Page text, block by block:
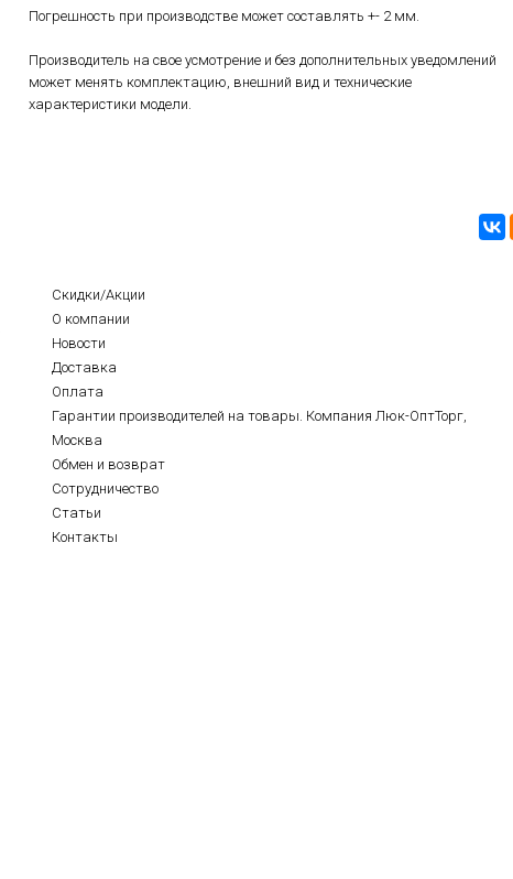
Погрешность при производстве может составлять +- 2 мм.
Производитель на свое усмотрение и без дополнительных уведомлений
может менять комплектацию, внешний вид и технические
характеристики модели.
Скидки/Акции
О компании
Новости
Доставка
Оплата
Гарантии производителей на товары. Компания Люк-ОптТорг,
Москва
Обмен и возврат
Сотрудничество
Статьи
Контакты